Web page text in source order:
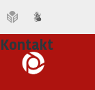
Kontakt